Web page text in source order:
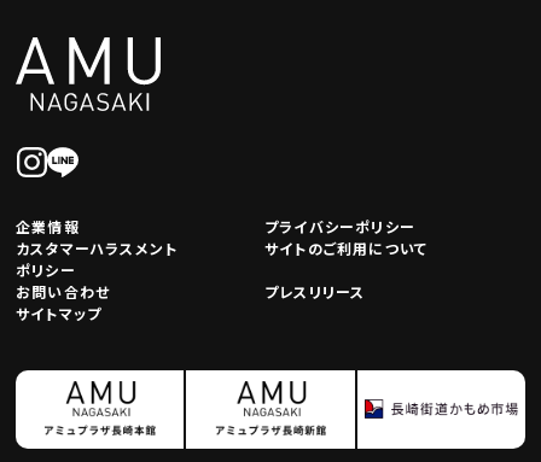
企業情報
プライバシーポリシー
カスタマーハラスメント
ポリシー
サイトのご利用について
お問い合わせ
プレスリリース
サイトマップ